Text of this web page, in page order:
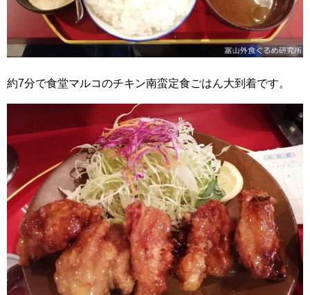
約7分で食堂マルコのチキン南蛮定食ごはん大到着です。